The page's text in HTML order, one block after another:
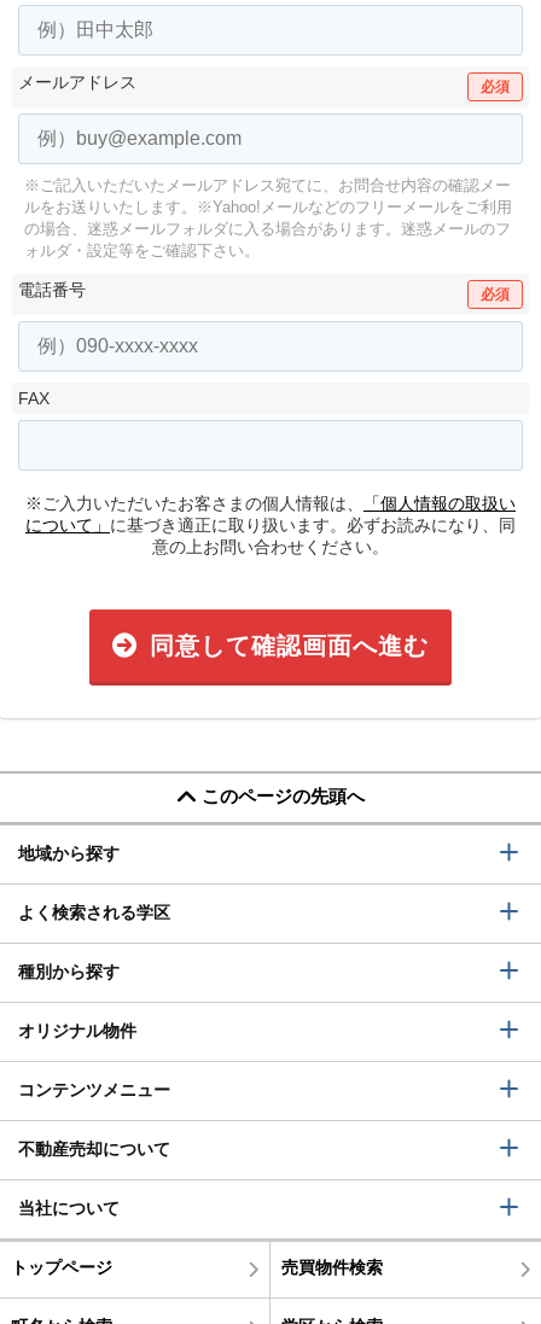
メールアドレス 必須
※ご記入いただいたメールアドレス宛てに、お問合せ内容の確認メー
ルをお送りいたします。
※Yahoo!メールなどのフリーメールをご利用
の場合、迷惑メールフォルダに入る場合があります。 迷惑メールのフ
ォルダ・設定等をご確認下さい。
電話番号 必須
FAX
※ご入力いただいたお客さまの個人情報は、
「個人情報の取扱い
について」 に基づき適正に取り扱います。必ずお読みになり、同
意の上お問い合わせください。
同意して確認画面へ進む
このページの先頭へ
地域から探す
よく検索される学区
種別から探す
オリジナル物件
コンテンツメニュー
不動産売却について
当社について
トップページ 売買物件検索